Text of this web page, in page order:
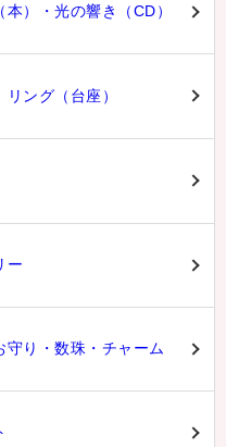
）・光の響き（CD）
ング（台座）
ー
り・数珠・チャーム